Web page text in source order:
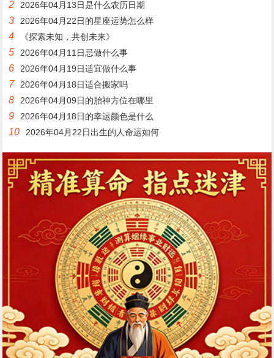
2 2026年04月13日是什么农历日期
3 2026年04月22日的星座运势怎么样
4 《探索未知，共创未来》
5 2026年04月11日忌做什么事
6 2026年04月19日适宜做什么事
7 2026年04月18日适合搬家吗
8 2026年04月09日的胎神方位在哪里
9 2026年04月18日的幸运颜色是什么
10 2026年04月22日出生的人命运如何